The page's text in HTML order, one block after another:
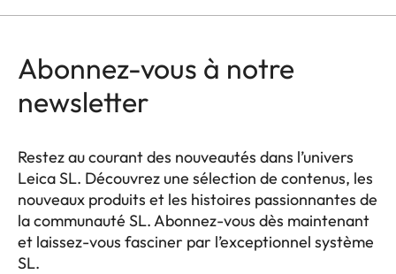
Abonnez-vous à notre
newsletter
Restez au courant des nouveautés dans l’univers
Leica SL. Découvrez une sélection de contenus, les
nouveaux produits et les histoires passionnantes de
la communauté SL. Abonnez-vous dès maintenant
et laissez-vous fasciner par l’exceptionnel système
SL.